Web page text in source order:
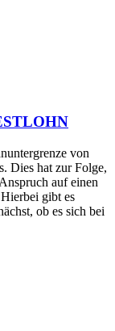
von
Dies hat zur Folge,
auf einen
gibt es
ob es sich bei